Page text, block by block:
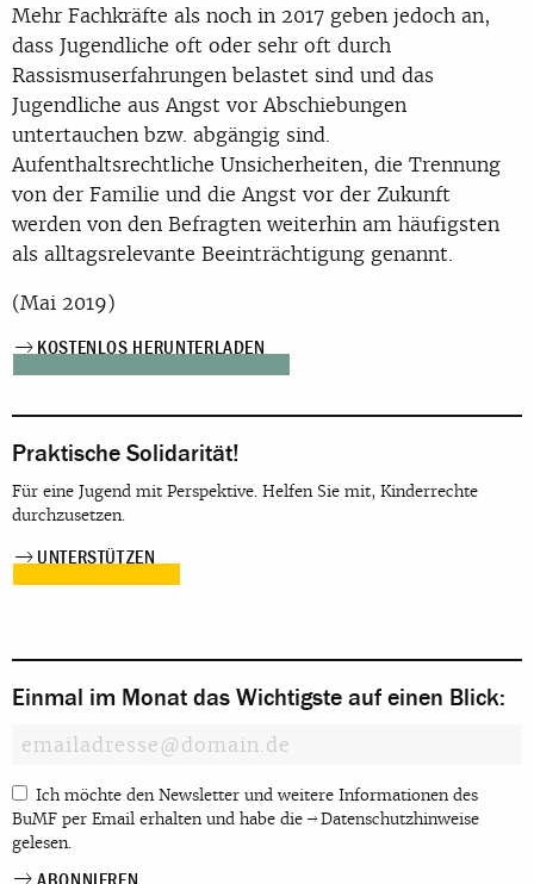
Mehr Fachkräfte als noch in 2017 geben jedoch an,
dass Jugendliche oft oder sehr oft durch
Rassismuserfahrungen belastet sind und das
Jugendliche aus Angst vor Abschiebungen
untertauchen bzw. abgängig sind.
Aufenthaltsrechtliche Unsicherheiten, die Trennung
von der Familie und die Angst vor der Zukunft
werden von den Befragten weiterhin am häufigsten
als alltagsrelevante Beeinträchtigung genannt.
(Mai 2019)
KOSTENLOS HERUNTERLADEN
Praktische Solidarität!
Für eine Jugend mit Perspektive. Helfen Sie mit, Kinderrechte
durchzusetzen.
UNTERSTÜTZEN
Einmal im Monat das Wichtigste auf einen Blick:
Ich möchte den Newsletter und weitere Informationen des
BuMF per Email erhalten und habe die
Datenschutzhinweise
gelesen.